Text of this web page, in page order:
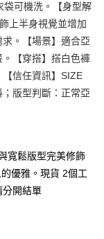
用無須另外申請。
跳轉到大哥付的交易
日，確認付款後即完
袋可機洗。【身型解
上半身視覺並增加
。【場景】適合亞
【穿搭】搭白色褲
信任資訊】SIZE
版型判斷：正常亞
寬鬆版型完美修飾
優雅。現貨 2個工
開結單